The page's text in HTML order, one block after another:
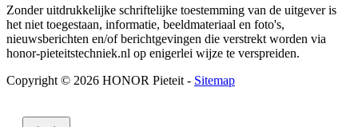
Zonder uitdrukkelijke schriftelijke toestemming van de uitgever is
het niet toegestaan, informatie, beeldmateriaal en foto's,
nieuwsberichten en/of berichtgevingen die verstrekt worden via
honor-pieteitstechniek.nl op enigerlei wijze te verspreiden.
Copyright © 2026 HONOR Pieteit - Sitemap